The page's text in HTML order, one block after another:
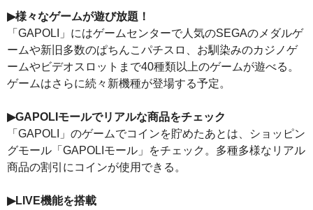
▶様々なゲームが遊び放題！
「GAPOLI」にはゲームセンターで人気のSEGAのメダルゲ
ームや新旧多数のぱちんこパチスロ、お馴染みのカジノゲ
ームやビデオスロットまで40種類以上のゲームが遊べる。
ゲームはさらに続々新機種が登場する予定。
▶GAPOLIモールでリアルな商品をチェック
「GAPOLI」のゲームでコインを貯めたあとは、ショッピン
グモール「GAPOLIモール」をチェック。多種多様なリアル
商品の割引にコインが使用できる。
▶LIVE機能を搭載